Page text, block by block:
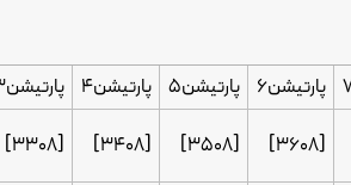
پارتیشن6 پارتیشن5 پارتیشن4 پارتیشن3
[3608]
[3508]
[3408]
[3308]